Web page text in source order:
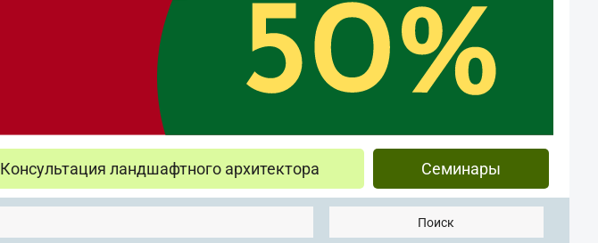
Консультация ландшафтного архитектора Семинары
Поиск